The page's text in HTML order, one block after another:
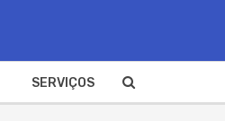
SERVIÇOS